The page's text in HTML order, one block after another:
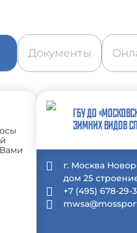
Документы
ГБУ ДО
ЗИМНИХ ВИДОВ
г. Москва
дом 25
+7 (495) 678-